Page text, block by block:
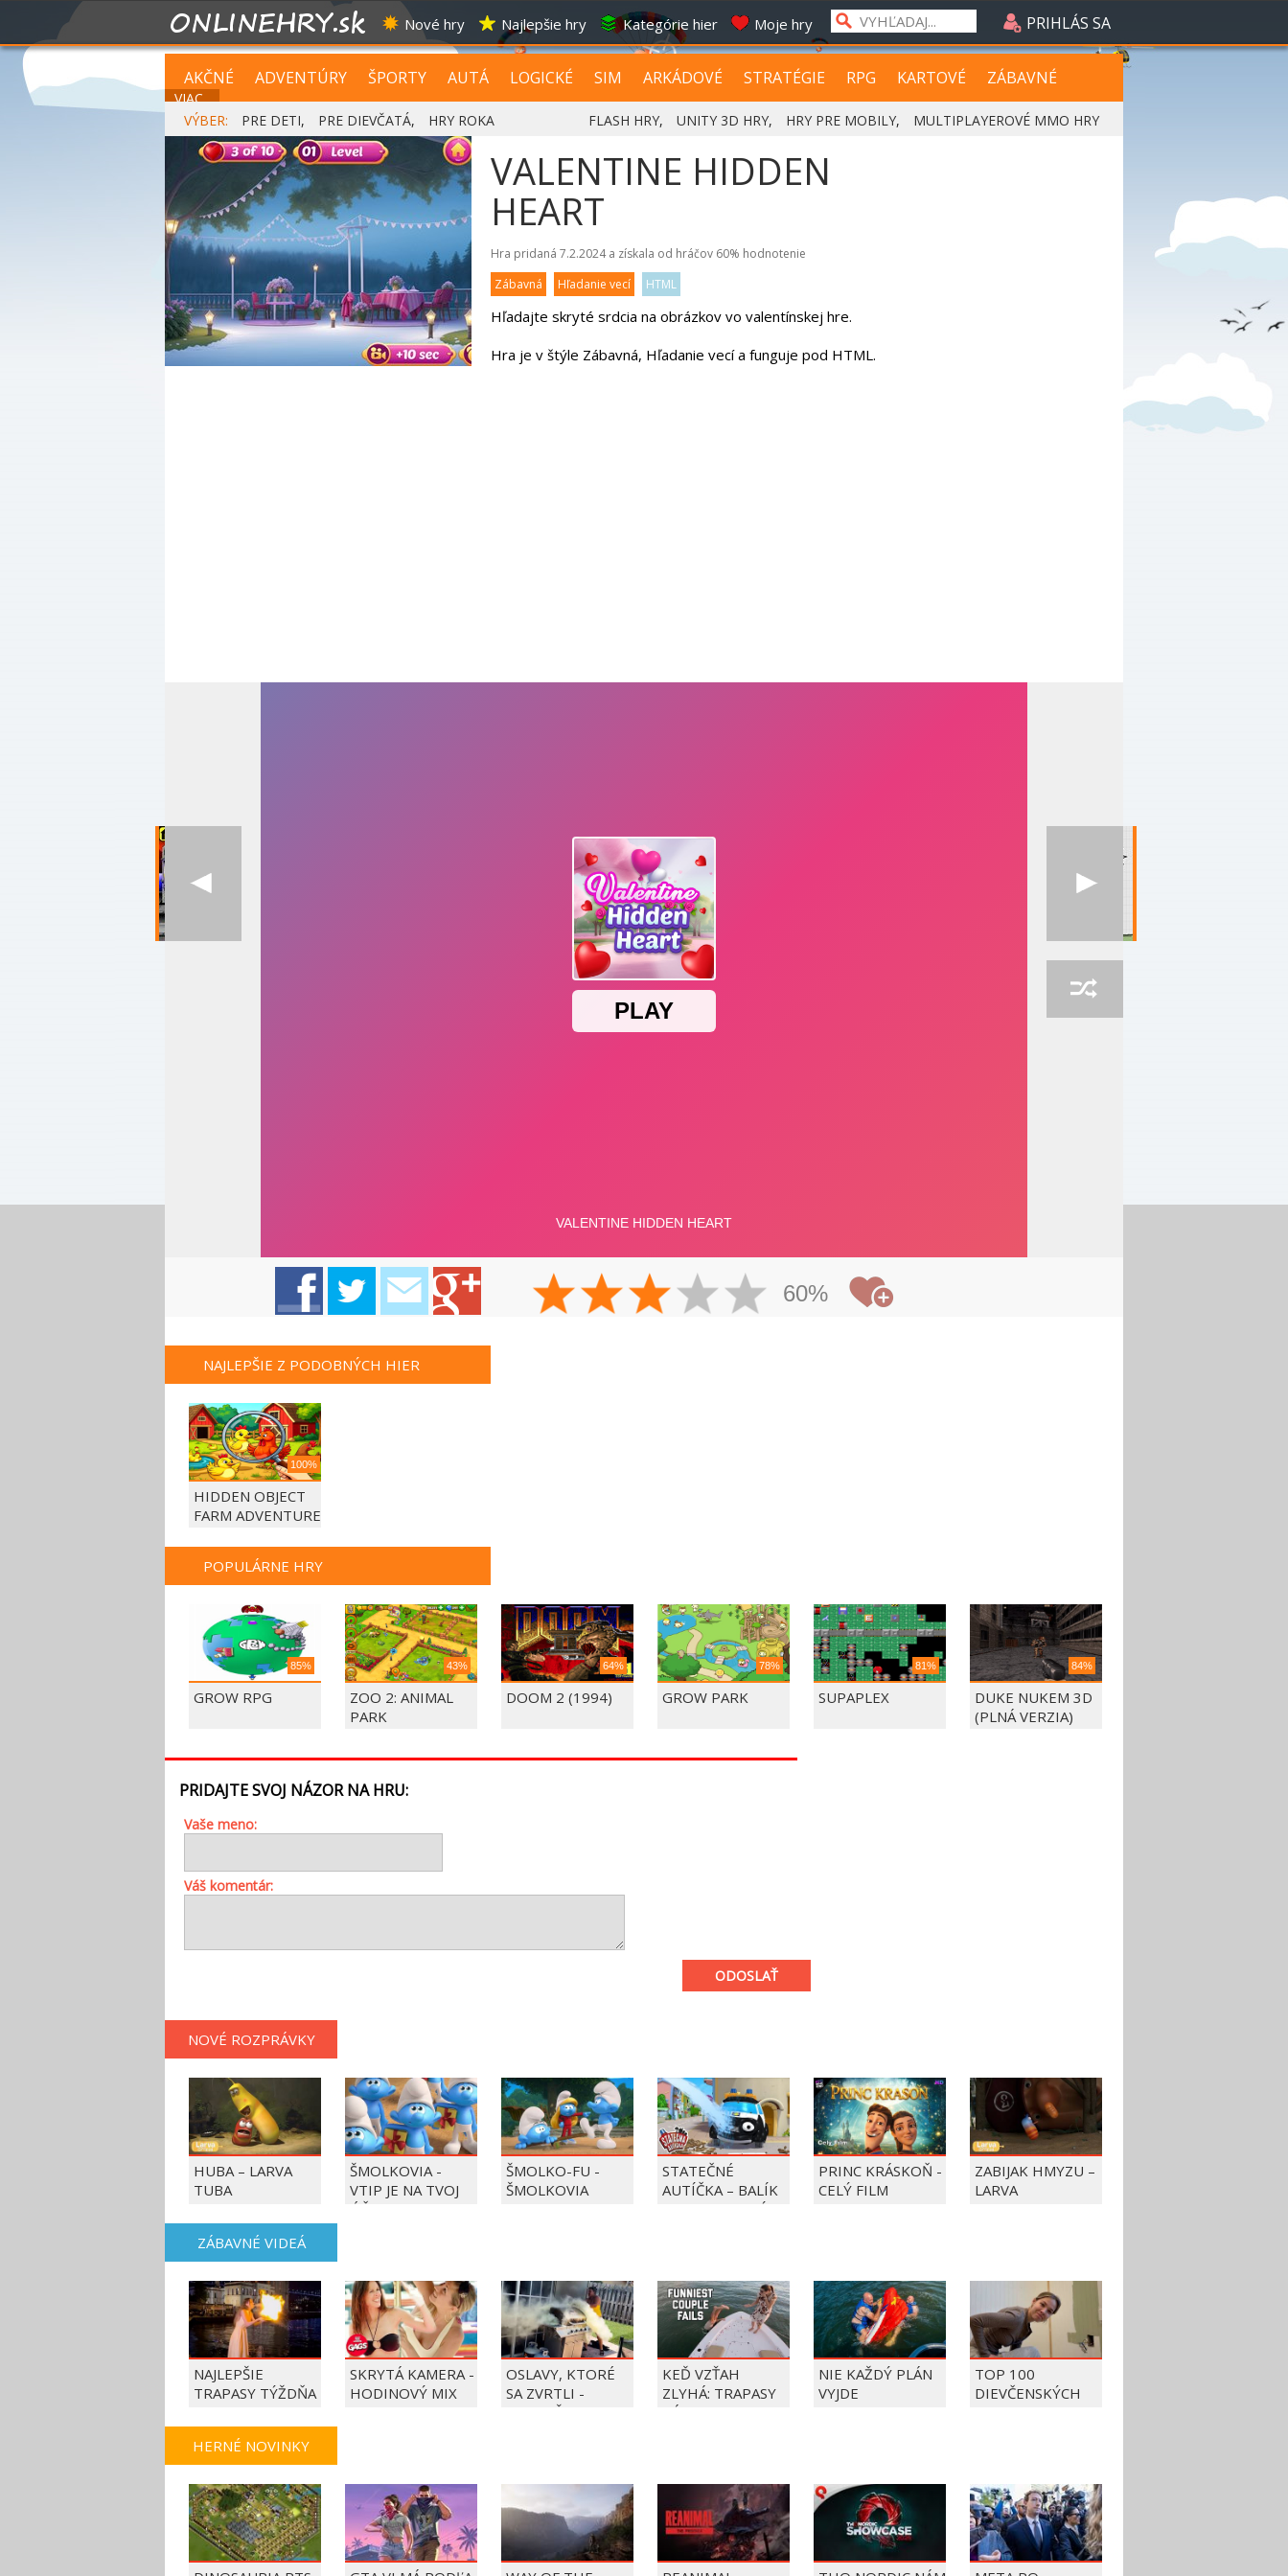
Nové hry Najlepšie hry Kategórie hier Moje hry PRIHLÁS SA
AKČNÉ ADVENTÚRY ŠPORTY AUTÁ LOGICKÉ SIM ARKÁDOVÉ STRATÉGIE RPG KARTOVÉ ZÁBAVNÉ
VIAC...
VÝBER:
PRE DETI, PRE DIEVČATÁ, HRY ROKA FLASH HRY, UNITY 3D HRY, HRY PRE MOBILY, MULTIPLAYEROVÉ MMO HRY
VALENTINE HIDDEN
HEART
Hra pridaná 7.2.2024 a získala od hráčov 60% hodnotenie
Zábavná
Hľadanie vecí HTML
Hľadajte skryté srdcia na obrázkov vo valentínskej hre.
Hra je v štýle Zábavná, Hľadanie vecí a funguje pod HTML.
60%
NAJLEPŠIE Z PODOBNÝCH HIER
100%
HIDDEN OBJECT
FARM ADVENTURE
POPULÁRNE HRY
85%
GROW RPG
43%
ZOO 2: ANIMAL
PARK
64%
DOOM 2 (1994)
78%
GROW PARK
81%
SUPAPLEX
84%
DUKE NUKEM 3D
(PLNÁ VERZIA)
PRIDAJTE SVOJ NÁZOR NA HRU:
Vaše meno:
Váš komentár:
ODOSLAŤ
NOVÉ ROZPRÁVKY
HUBA – LARVA
TUBA
ŠMOLKOVIA -
VTIP JE NA TVOJ
ÚČET
ŠMOLKO-FU -
ŠMOLKOVIA
STATEČNÉ
AUTÍČKA – BALÍK
PIERRE PRECLÍK
PRINC KRÁSKOŇ -
CELÝ FILM
ZABIJAK HMYZU –
LARVA
ZÁBAVNÉ VIDEÁ
NAJLEPŠIE
TRAPASY TÝŽDŇA
SKRYTÁ KAMERA -
HODINOVÝ MIX
OSLAVY, KTORÉ
SA ZVRTLI -
NAJLEPŠIE
KEĎ VZŤAH
ZLYHÁ: TRAPASY
PÁROV
NIE KAŽDÝ PLÁN
VYJDE
TOP 100
DIEVČENSKÝCH
HERNÉ NOVINKY